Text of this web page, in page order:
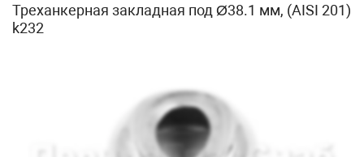
Треханкерная закладная под Ø38.1 мм, (AISI 201)
k232